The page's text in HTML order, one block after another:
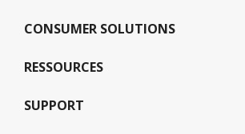
CONSUMER SOLUTIONS
RESSOURCES
SUPPORT